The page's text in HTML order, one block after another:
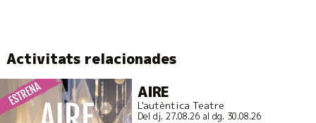
Activitats relacionades
AIRE
L'autèntica Teatre
Del dj. 27.08.26al dg. 30.08.26